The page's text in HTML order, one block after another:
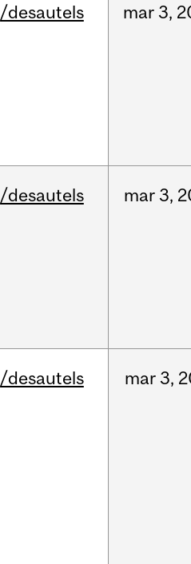
/desautels mar 3,
/desautels mar 3,
/desautels mar3,